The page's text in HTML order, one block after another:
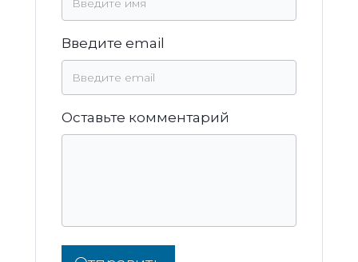
Введите email
Оставьте комментарий